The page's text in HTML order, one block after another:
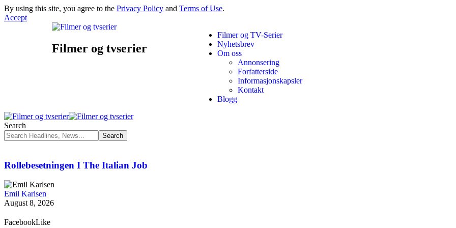
By using this site, you agree to the Privacy Policy and Terms of Use.
Accept
Filmer og tvserier
Filmer og TV-Serier
Nyhetsbrev
Om oss
Annonsering
Forfatterside
Informasjonskapsler
Kontakt
Blogg
Search
Rollebesetningen I The Italian Job
Emil Karlsen
August 8, 2026
FacebookLike